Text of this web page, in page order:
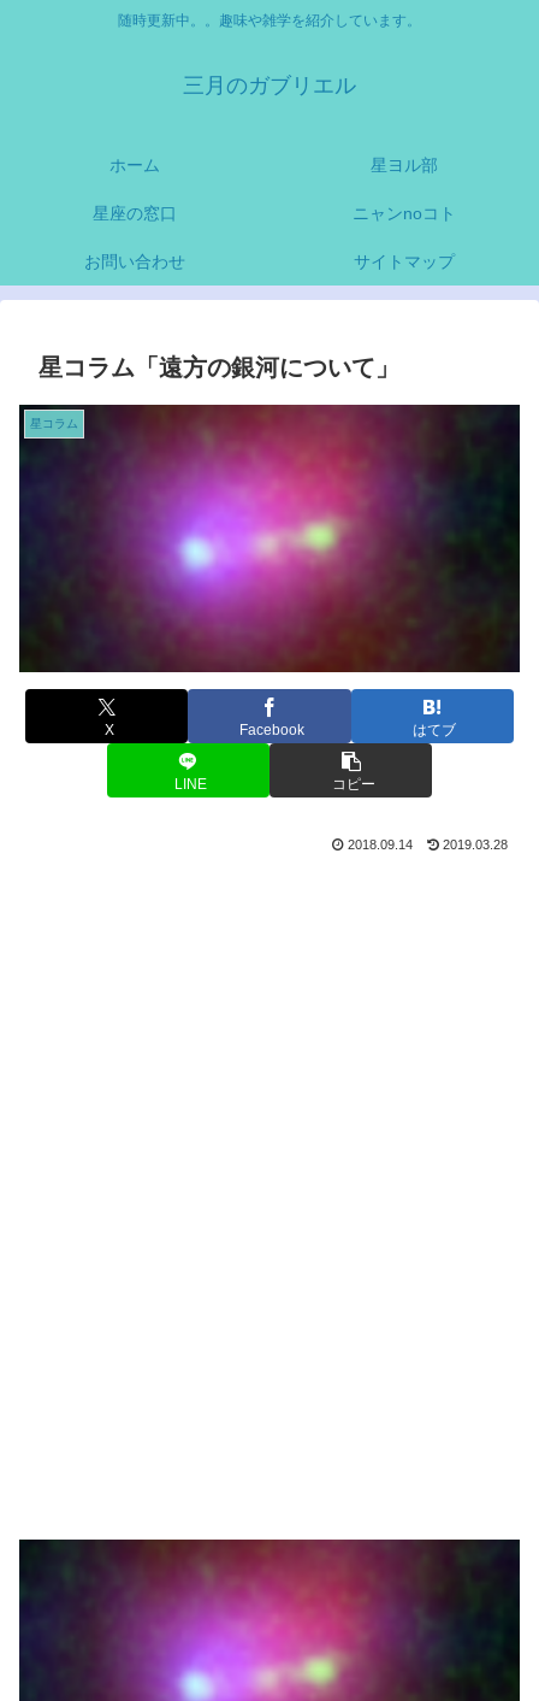
随時更新中。。趣味や雑学を紹介しています。
三月のガブリエル
ホーム 星ヨル部
星座の窓口 ニャンnoコト
お問い合わせ サイトマップ
星コラム「遠方の銀河について」
星コラム
X Facebook はてブ
LINE コピー
2018.09.14 2019.03.28